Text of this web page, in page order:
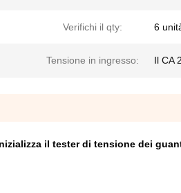
Verifichi il qty: 6
Tensione in ingresso: Il CA
il tester di tensione dei